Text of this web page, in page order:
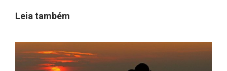
Leia também